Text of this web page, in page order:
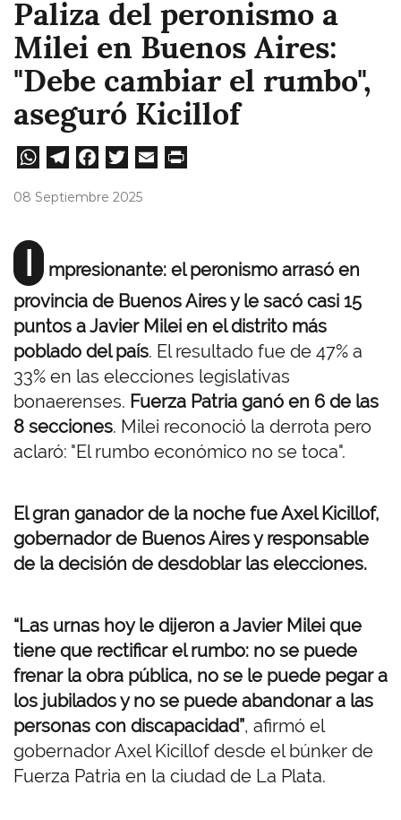
Paliza del peronismo a
Milei en Buenos Aires:
"Debe cambiar el rumbo",
aseguró Kicillof
W
A
pp
Te
m
Fa
08 Septiembre 2025
I
mpresionante: el peronismo arrasó en
provincia de Buenos Aires y le sacó casi 15
puntos a Javier Milei en el distrito más
poblado del país. El resultado fue de 47% a
33% en las elecciones legislativas
bonaerenses. Fuerza Patria ganó en 6 de las
8 secciones. Milei reconoció la derrota pero
aclaró: "El rumbo económico no se toca".
El gran ganador de la noche fue Axel Kicillof,
gobernador de Buenos Aires y responsable
de la decisión de desdoblar las elecciones.
“Las urnas hoy le dijeron a Javier Milei que
tiene que rectificar el rumbo: no se puede
frenar la obra pública, no se le puede pegar a
los jubilados y no se puede abandonar a las
personas con discapacidad”, afirmó el
gobernador Axel Kicillof desde el búnker de
Fuerza Patria en la ciudad de La Plata.